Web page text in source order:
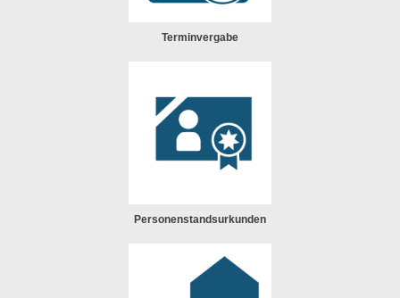
Terminvergabe
Personenstandsurkunden